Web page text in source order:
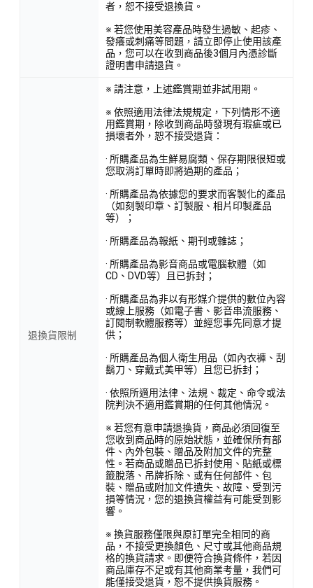
者，恕不接受退換貨。
※ 若您使用美容產品時發生過敏、起疹、
發癢或刺痛等問題，請立即停止使用該產
品，您可以在收到商品後3個月內憑診斷
證明書申請退貨。
退換貨限制
※ 請注意，上述鑑賞期並非試用期。
※ 依照適用法律法規規定，下列情形不適
用鑑賞期，除收到商品時發現有瑕疵或已
損壞者外，恕不接受退貨：
· 所購產品為生鮮易腐類、保存期限很短或
您取消訂單時即將過期的產品；
· 所購產品為依據您的要求而客製化的產品
（如刻製印章、訂製服、相片印製產品
等）；
· 所購產品為報紙、期刊或雜誌；
· 所購產品為影音商品或電腦軟體（如
CD、DVD等）且已拆封；
· 所購產品為非以有形媒介提供的數位內容
或線上服務（如電子書、影音串流服務、
訂閱制軟體服務等）並經您事先同意才提
供；
· 所購產品為個人衛生用品（如內衣褲、刮
鬍刀、穿戴式美甲等）且您已拆封；
· 依照所適用法律、法規、裁定、命令或法
院判決不適用鑑賞期的任何其他情況。
※ 若您有意申請退換貨，商品必須回復至
您收到商品時的原始狀態，並確保所有部
件、內外包裝、贈品及附加文件的完整
性。若商品或贈品已拆封使用、貼紙或標
籤脫落、吊牌拆除、或有任何部件、包
裝、贈品或附加文件遺失、故障、受到污
損等情況，您的退換貨權益有可能受到影
響。
※ 換貨服務僅限與原訂單完全相同的商
品，不接受更換顏色、尺寸或其他商品規
格的換貨請求。即便符合換貨條件，若因
商品庫存不足或有其他商業考量，我們可
能僅接受退貨，恕不提供換貨服務。